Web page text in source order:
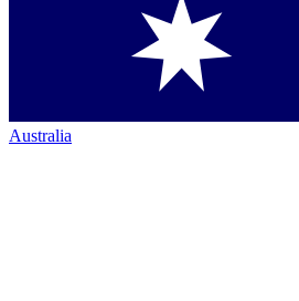
Australia